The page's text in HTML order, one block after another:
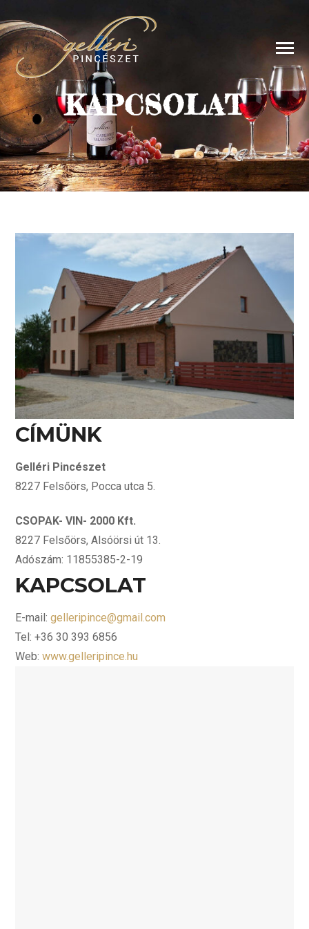
KAPCSOLAT
CÍMÜNK
Gelléri Pincészet
8227 Felsőörs, Pocca utca 5.
CSOPAK- VIN- 2000 Kft.
8227 Felsőörs, Alsóörsi út 13.
Adószám: 11855385-2-19
KAPCSOLAT
E-mail:gelleripince@gmail.com
Tel: +36 30 393 6856
Web:www.gelleripince.hu